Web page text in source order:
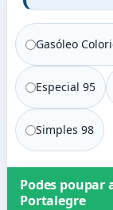
Gasóleo
Especial 95
Simples 98
Podes poupar
Portalegre